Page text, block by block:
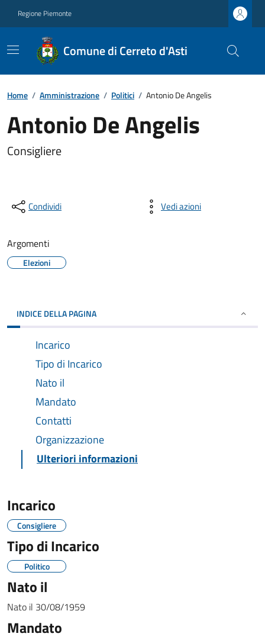
Regione Piemonte
Comune di Cerreto d'Asti
Home / Amministrazione / Politici / Antonio De Angelis
Antonio De Angelis
Consigliere
Condividi Vedi azioni
Argomenti
Elezioni
INDICE DELLA PAGINA
Incarico
Tipo di Incarico
Nato il
Mandato
Contatti
Organizzazione
Ulteriori informazioni
Incarico
Consigliere
Tipo di Incarico
Politico
Nato il
Nato il 30/08/1959
Mandato